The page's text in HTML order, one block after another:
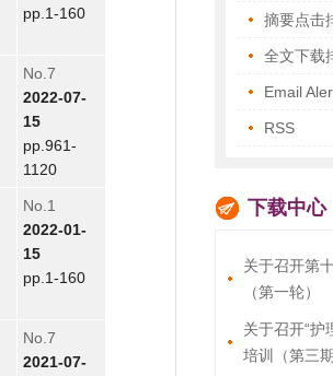
摘要点击
全文下载
Email
RSS
下载中心
关于召开第
（第一轮）
关于召开“护
培训（第三
pp.1-160
No.7
2022-07-
15
pp.961-
1120
No.1
2022-01-
15
pp.1-160
No.7
2021-07-